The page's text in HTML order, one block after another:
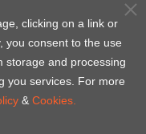
(回転可能)
clicking on a link or
you consent to the use
storage and processing
you services. For more
& Cookies.